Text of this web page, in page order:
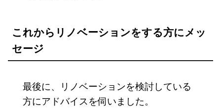
これからリノベーションをする方にメッ
セージ
最後に、リノベーションを検討している
方にアドバイスを伺いました。